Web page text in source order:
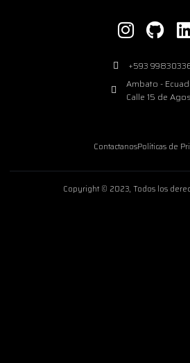
+593
Ambato -
Calle 15 de
ContactanosPolíticas de
Copyright © 2023, Todos los